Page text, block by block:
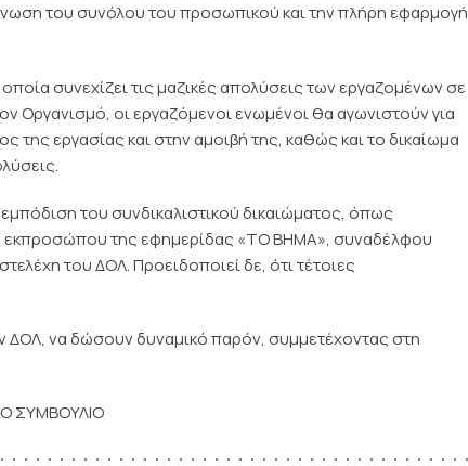
του συνόλου του προσωπικού και την πλήρη εφαρμογή
συνεχίζει τις μαζικές απολύσεις των εργαζομένων σε
οι εργαζόμενοι ενωμένοι θα αγωνιστούν για
εργασίας και στην αμοιβή της, καθώς και το δικαίωμα
του συνδικαλιστικού δικαιώματος, όπως
εκπροσώπου της εφημερίδας «ΤΟ ΒΗΜΑ», συναδέλφου
του ΔΟΛ. Προειδοποιεί δε, ότι τέτοιες
ΔΟΛ, να δώσουν δυναμικό παρόν, συμμετέχοντας στη
ΣΥΜΒΟΥΛΙΟ